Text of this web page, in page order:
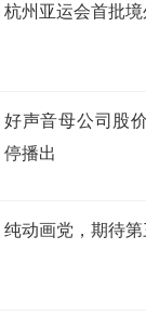
杭州亚运会首批
好声音母公司股
停播出
纯动画党，期待